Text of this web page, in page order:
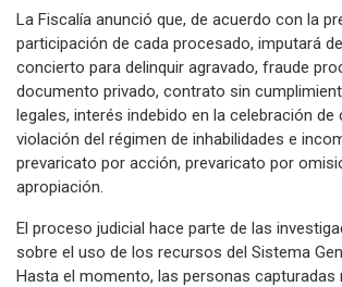
La Fiscalía anunció que, de acuerdo con la
participación de cada procesado, imputará
concierto para delinquir agravado, fraude
documento privado, contrato sin
legales, interés indebido en la celebración de
violación del régimen de inhabilidades e
prevaricato por acción, prevaricato por
apropiación.
El proceso judicial hace parte de las
sobre el uso de los recursos del Sistema
Hasta el momento, las personas capturadas